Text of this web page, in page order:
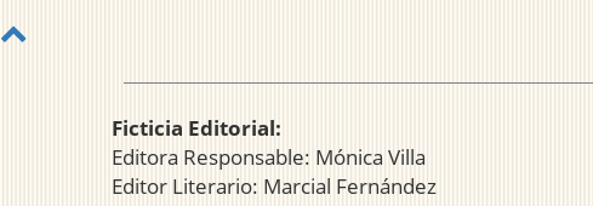
Ficticia Editorial:
Editora Responsable: Mónica Villa
Editor Literario: Marcial Fernández